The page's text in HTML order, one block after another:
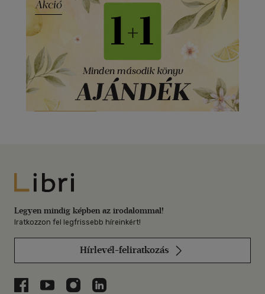
Libri
Legyen mindig képben az irodalommal!
Iratkozzon fel legfrissebb híreinkért!
Hírlevél-feliratkozás
Libri a Facebookon
Libri a Youtube-on
Libri az Instagramon
Libri a LinkedInen